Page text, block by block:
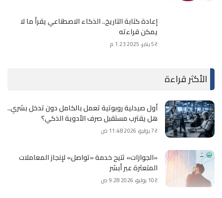
إعادة كتابة التاريخ.. الذكاء الاصطناعي يقرأ ما لا
يمكن قراءته
5 يناير، 2025 1:23 م
الأكثر قراءة
أول صيدلية روبوتية تعمل بالكامل دون تدخل بشري..
هل يقترب مستقبل صرف الأدوية الذكي؟
7 يوليو، 2026 11:48 ص
«الجوازات» تتيح خدمة «تواصل» لإنجاز المعاملات
المتعثرة عبر أبشر
10 يوليو، 2026 9:28 ص